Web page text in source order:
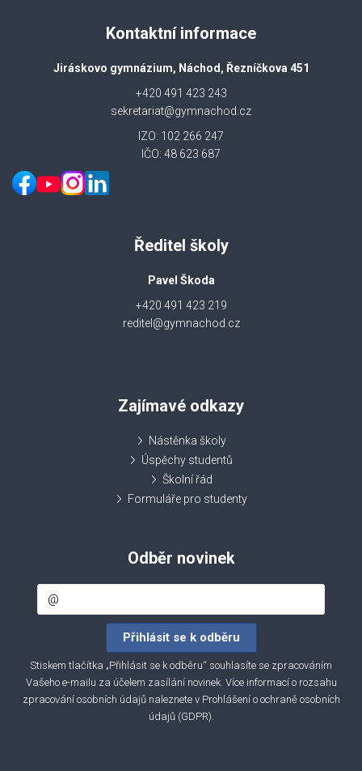
Kontaktní informace
Jiráskovo gymnázium, Náchod, Řezníčkova 451
+420 491 423 243
sekretariat@gymnachod.cz
IZO: 102 266 247
IČO: 48 623 687
Ředitel školy
Pavel Škoda
+420 491 423 219
reditel@gymnachod.cz
Zajímavé odkazy
Nástěnka školy
Úspěchy studentů
Školní řád
Formuláře pro studenty
Odběr novinek
Stiskem tlačítka „Přihlásit se k odběru“ souhlasíte se zpracováním
Vašeho e-mailu za účelem zasílání novinek. Více informací o rozsahu
zpracování osobních údajů naleznete v Prohlášení o ochraně osobních
údajů (GDPR).